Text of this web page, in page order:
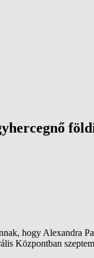
hogy Alexandra
Központban